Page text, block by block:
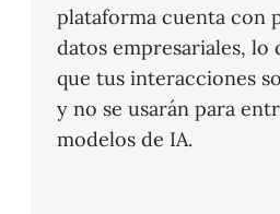
plataforma cuenta con
datos empresariales, lo
que tus interacciones
y no se usarán para
modelos de IA.